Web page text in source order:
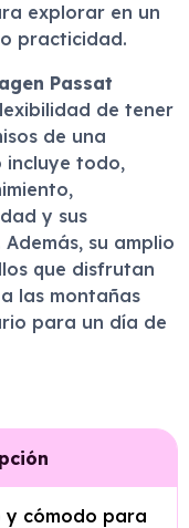
explorar en un
practicidad.
Passat
de tener
de una
incluye todo,
y sus
su amplio
que disfrutan
las montañas
para un día de
y cómodo para